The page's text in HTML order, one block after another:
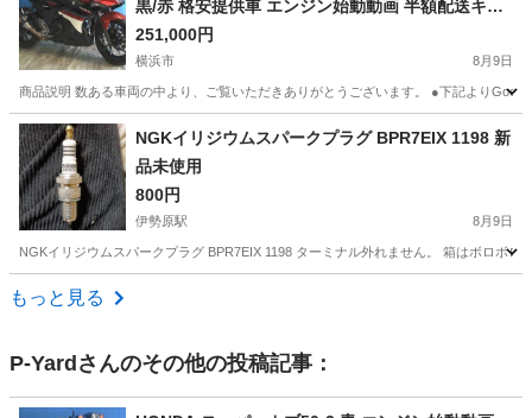
黒/赤 格安提供車 エンジン始動動画 半額配送キャ
ンペーン 期間限定価格 現状渡し諸経費￥0- 横浜 P
-Yard
251,000円
横浜市 8月9日
商品説明 数ある車両の中より、ご覧いただきありがとうございます。 ●下記より
神奈川 横浜市 スズキ GSX
NGKイリジウムスパークプラグ BPR7EIX 1198 新
品未使用
800円
伊勢原駅 8月9日
NGKイリジウムスパークプラグ BPR7EIX 1198 ターミナル外れません。 箱はボロボ
神奈川 伊勢原市
もっと見る
P-Yard さんのその他の投稿記事：